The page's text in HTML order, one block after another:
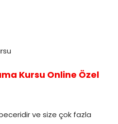
Kursu Online Özel
ve size çok fazla